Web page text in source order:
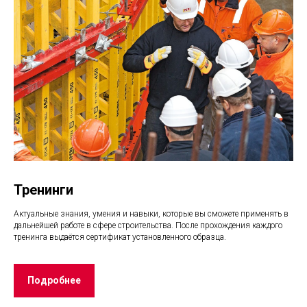
Тренинги
Актуальные знания, умения и навыки, которые вы сможете применять в
дальнейшей работе в сфере строительства. После прохождения каждого
тренинга выдаётся сертификат установленного образца.
Подробнее